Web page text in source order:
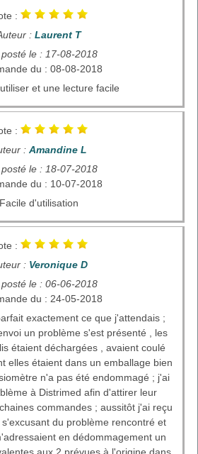
:
: Laurent T
le : 17-08-2018
du : 08-08-2018
et une lecture facile
:
: Amandine L
le : 18-07-2018
du : 10-07-2018
Facile d'utilisation
:
: Veronique D
le : 06-06-2018
du : 24-05-2018
exactement ce que j'attendais ;
un problème s'est présenté , les
étaient déchargées , avaient coulé
elles étaient dans un emballage bien
n'a pas été endommagé ; j'ai
à Distrimed afin d'attirer leur
commandes ; aussitôt j'ai reçu
du problème rencontré et
en dédommagement un
aux 2 prévues à l'origine dans